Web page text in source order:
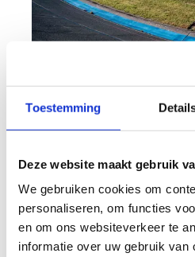
Toestemming
Deze website maakt gebruik
We gebruiken cookies om
personaliseren, om functies
en om ons websiteverkeer te
informatie over uw gebruik van
Wil je graag gebruikmaken
sportaccommodaties?
van jouw sportieve
contact met je op.